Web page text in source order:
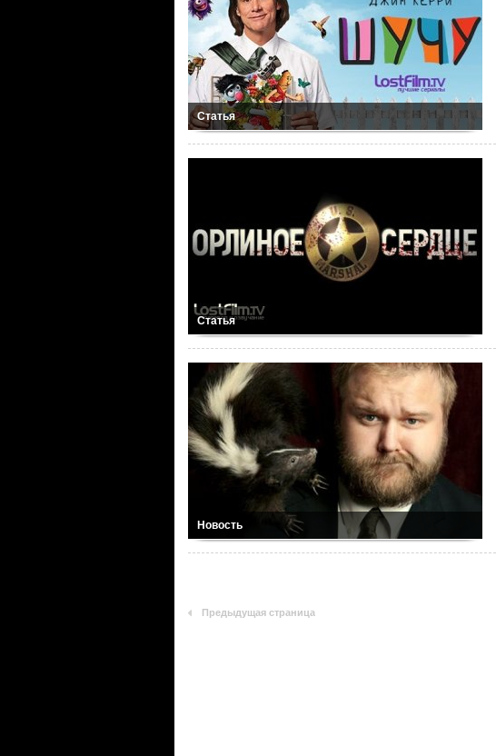
Статья
Статья
Новость
Предыдущая страница